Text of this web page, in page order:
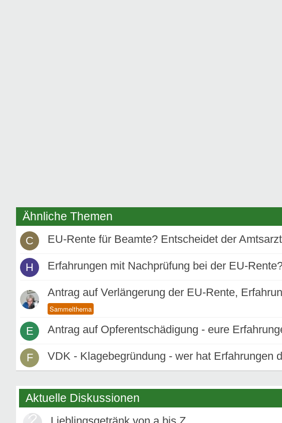
Ähnliche Themen
C EU-Rente für Beamte? Entscheidet der
H Erfahrungen mit Nachprüfung bei der EU-
Antrag auf Verlängerung der EU-Rente,
E Antrag auf Opferentschädigung - eure
F VDK - Klagebegründung - wer hat Erfahrungen
Aktuelle Diskussionen